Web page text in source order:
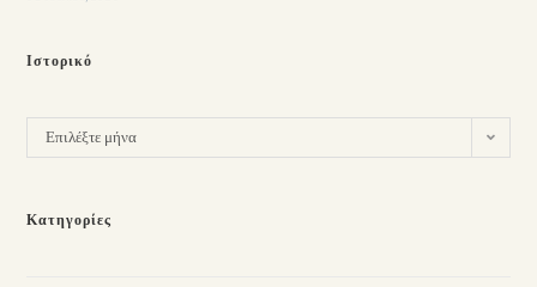
Ιστορικό
Επιλέξτε μήνα
Κατηγορίες